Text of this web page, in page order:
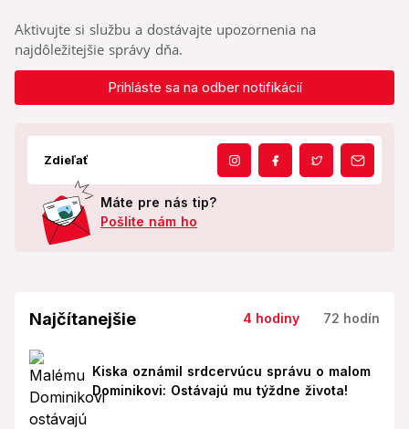
Aktivujte si službu a dostávajte upozornenia na
najdôležitejšie správy dňa.
Prihláste sa na odber notifikácií
Zdieľať
Máte pre nás tip?
Pošlite nám ho
Najčítanejšie 4 hodiny 72 hodín
Kiska oznámil srdcervúcu správu o malom
Dominikovi: Ostávajú mu týždne života!